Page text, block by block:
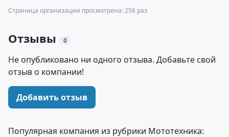
Страница организации просмотрена: 256 раз
Отзывы 0
Не опубликовано ни одного отзыва. Добавьте свой
отзыв о компании!
Добавить отзыв
Популярная компания из рубрики Мототехника: